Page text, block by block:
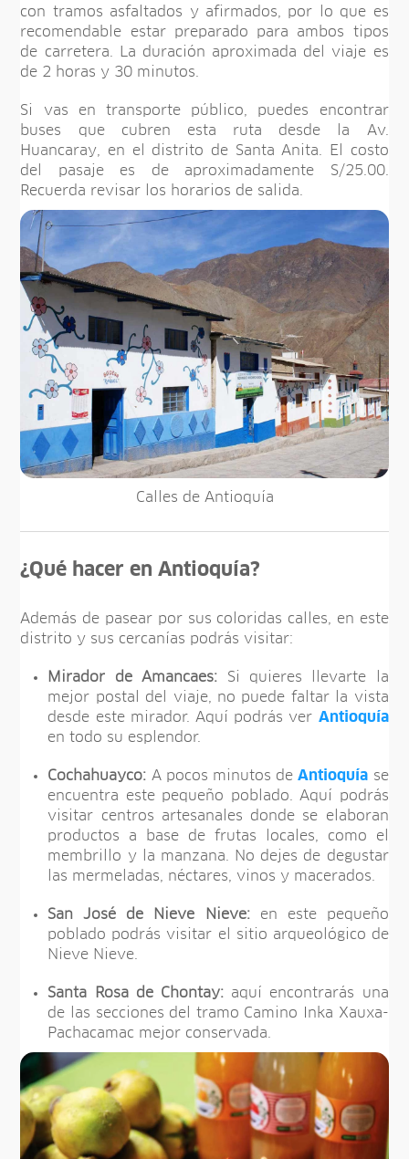
con tramos asfaltados y afirmados, por lo que es
recomendable estar preparado para ambos tipos
de carretera. La duración aproximada del viaje es
de 2 horas y 30 minutos.
Si vas en transporte público, puedes encontrar
buses que cubren esta ruta desde la Av.
Huancaray, en el distrito de Santa Anita. El costo
del pasaje es de aproximadamente S/25.00.
Recuerda revisar los horarios de salida.
Calles de Antioquía
¿Qué hacer en Antioquía?
Además de pasear por sus coloridas calles, en este
distrito y sus cercanías podrás visitar:
Mirador de Amancaes: Si quieres llevarte la
mejor postal del viaje, no puede faltar la vista
desde este mirador. Aquí podrás ver Antioquía
en todo su esplendor.
Cochahuayco: A pocos minutos deAntioquía se
encuentra este pequeño poblado. Aquí podrás
visitar centros artesanales donde se elaboran
productos a base de frutas locales, como el
membrillo y la manzana. No dejes de degustar
las mermeladas, néctares, vinos y macerados.
San José de Nieve Nieve:en este pequeño
poblado podrás visitar el sitio arqueológico de
Nieve Nieve.
Santa Rosa de Chontay: aquí encontrarás una
de las secciones del tramo Camino Inka Xauxa-
Pachacamac mejor conservada.